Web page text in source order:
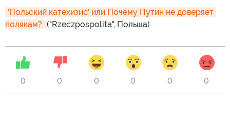
'Польский катехизис' или Почему Путин не доверяет
полякам? ("Rzeczpospolita", Польша)
0 0 0 0 0 0